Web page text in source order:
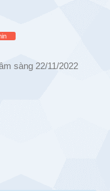
sàng 22/11/2022